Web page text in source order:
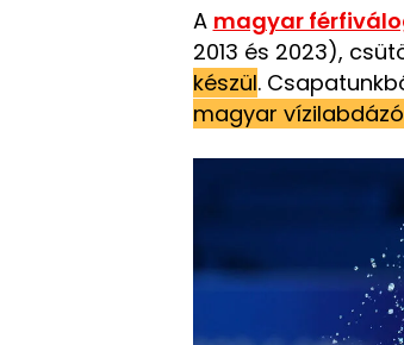
A magyar
2013 és 2023),
készül.
magyar